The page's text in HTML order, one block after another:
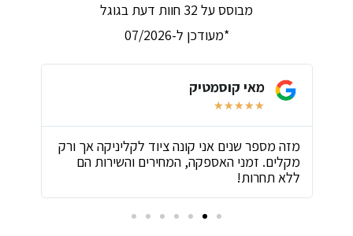
מבוסס על 32 חוות דעת בגוגל
*מעודכן ל-07/2026
מאי קוסמטיק
★
★
★
★
★
מזה מספר שנים אני קונה ציוד לקליניקה אך ורק
מקלים. זמני האספקה, המחירים והשירות הם
ללא תחרות!